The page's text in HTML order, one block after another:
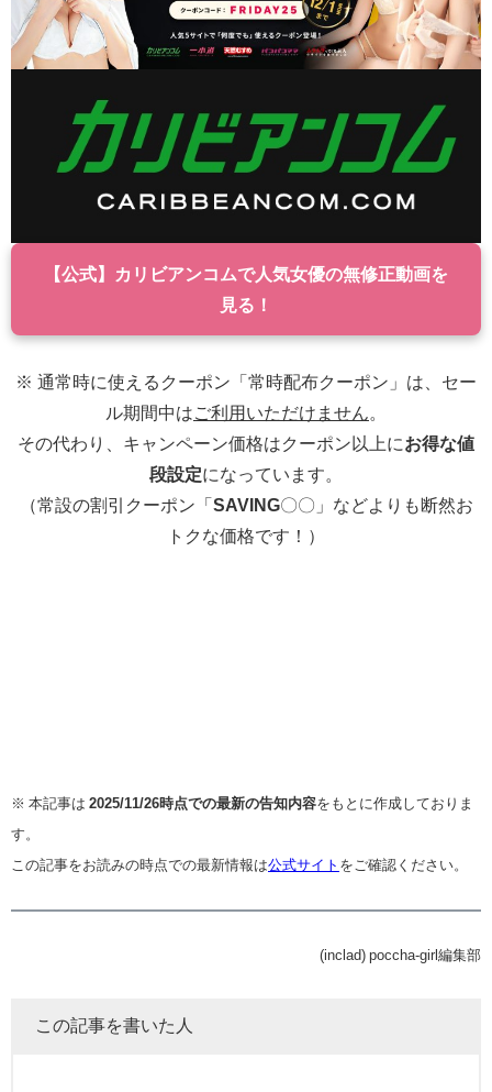
【公式】カリビアンコムで人気女優の無修正動画を
見る！
※ 通常時に使えるクーポン「常時配布クーポン」は、セー
ル期間中は ご利用いただけません
その代わり、キャンペーン価格はクーポン以上にお得な値
段設定になっています。
（常設の割引クーポン「SAVING〇〇」などよりも断然お
トクな価格です！）
※ 本記事は 2025/11/26時点での最新の告知内容をもとに作成しておりま
す。
この記事をお読みの時点での最新情報は公式サイト をご確認ください。
(inclad) poccha-girl編集部
この記事を書いた人